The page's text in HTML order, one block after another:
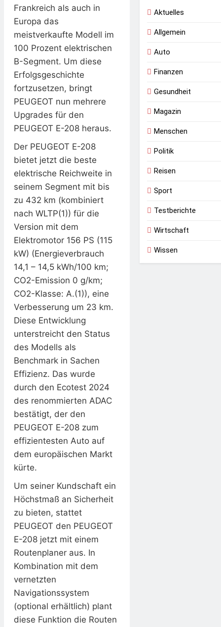
Frankreich als auch in
Europa das
meistverkaufte Modell im
100 Prozent elektrischen
B-Segment. Um diese
Erfolgsgeschichte
fortzusetzen, bringt
PEUGEOT nun mehrere
Upgrades für den
PEUGEOT E-208 heraus.
Der PEUGEOT E-208
bietet jetzt die beste
elektrische Reichweite in
seinem Segment mit bis
zu 432 km (kombiniert
nach WLTP(1)) für die
Version mit dem
Elektromotor 156 PS (115
kW) (Energieverbrauch
14,1 – 14,5 kWh/100 km;
CO2-Emission 0 g/km;
CO2-Klasse: A.(1)), eine
Verbesserung um 23 km.
Diese Entwicklung
unterstreicht den Status
des Modells als
Benchmark in Sachen
Effizienz. Das wurde
durch den Ecotest 2024
des renommierten ADAC
bestätigt, der den
PEUGEOT E-208 zum
effizientesten Auto auf
dem europäischen Markt
kürte.
Um seiner Kundschaft ein
Höchstmaß an Sicherheit
zu bieten, stattet
PEUGEOT den PEUGEOT
E-208 jetzt mit einem
Routenplaner aus. In
Kombination mit dem
vernetzten
Navigationssystem
(optional erhältlich) plant
diese Funktion die Routen
Aktuelles
Allgemein
Auto
Finanzen
Gesundheit
Magazin
Menschen
Politik
Reisen
Sport
Testberichte
Wirtschaft
Wissen